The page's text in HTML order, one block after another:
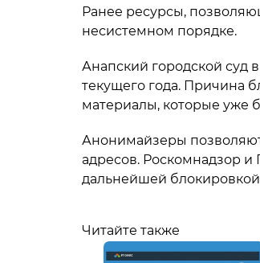
Ранее ресурсы,
несистемном порядке.
Анапский городской суд
текущего года. Причина
материалы, которые уже
Анонимайзеры
адресов. Роскомнадзор
дальнейшей блокировкой
Читайте также